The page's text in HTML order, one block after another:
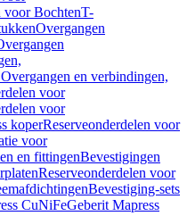
voor BochtenT-
Overgangen
en verbindingen,
voor
voor
koperReserveonderdelen voor
voor
en fittingenBevestigingen
Reserveonderdelen voor
Bevestiging-sets
CuNiFeGeberit Mapress